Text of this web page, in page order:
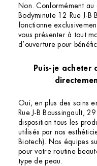
Non. Conformément au
Bodyminute 12 Rue J-
fonctionne
vous présenter à tout
d’ouverture pour
Puis-je acheter
Oui, en plus des soins
Rue J-B Boussingault,
disposition tous les
utilisés par nos
Biotech). Nos équipes
pour votre routine
type de peau.